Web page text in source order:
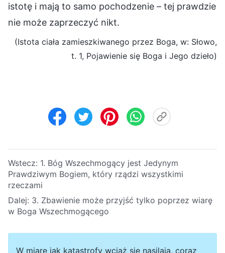
istotę i mają to samo pochodzenie – tej prawdzie
nie może zaprzeczyć nikt.
(Istota ciała zamieszkiwanego przez Boga, w: Słowo,
t. 1, Pojawienie się Boga i Jego dzieło)
Wstecz: 1. Bóg Wszechmogący jest Jedynym
Prawdziwym Bogiem, który rządzi wszystkimi
rzeczami
Dalej: 3. Zbawienie może przyjść tylko poprzez wiarę
w Boga Wszechmogącego
W miarę jak katastrofy wciąż się nasilają, coraz